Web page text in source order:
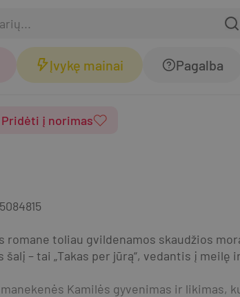
Įvykę mainai Pagalba
Pridėti į norimas
romane toliau gvildenamos skaudžios
– tai „Takas per jūrą“, vedantis į meilę
Kamilės gyvenimas ir likimas,